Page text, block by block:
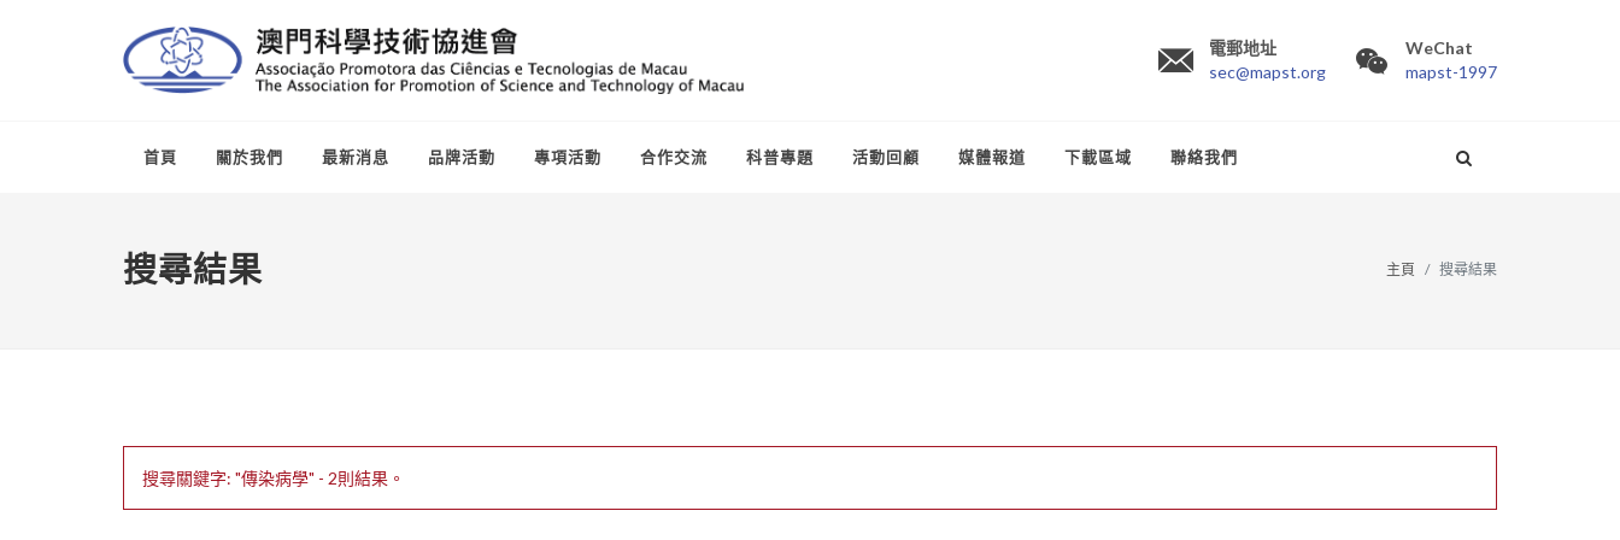
電郵地址
sec@mapst.org
WeChat
mapst-1997
首頁 關於我們 最新消息 品牌活動 專項活動 合作交流 科普專題 活動回顧 媒體報道 下載區域 聯絡我們
搜尋結果 主頁 搜尋結果
搜尋關鍵字: "傳染病學" - 2則結果。